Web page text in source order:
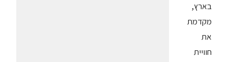
בארץ,
מקדמת
את
חוויית